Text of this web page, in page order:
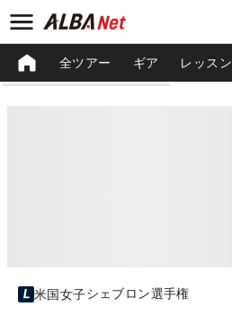
全ツアー ギア レッスン
米国女子シェブロン選手権